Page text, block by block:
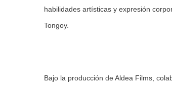
habilidades artísticas y expresión
Tongoy.
Bajo la producción de Aldea Films,